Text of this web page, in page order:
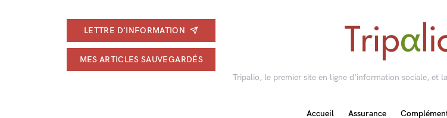
LETTRE D'INFORMATION
MES ARTICLES SAUVEGARDÉS
Tripalio, le premier site en ligne d'information sociale, et
Accueil Assurance